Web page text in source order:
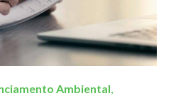
Ambiental